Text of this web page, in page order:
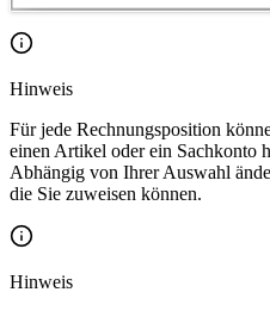
Hinweis
Für jede Rechnungsposition
einen Artikel oder ein Sachkonto
Abhängig von Ihrer Auswahl
die Sie zuweisen können.
Hinweis